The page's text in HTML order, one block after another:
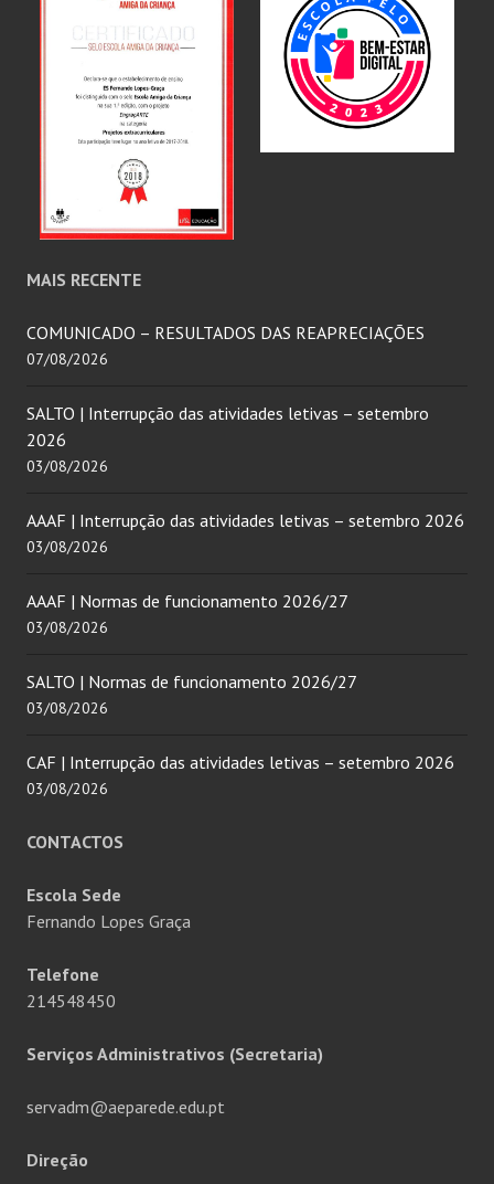
MAIS RECENTE
COMUNICADO – RESULTADOS DAS REAPRECIAÇÕES
07/08/2026
SALTO | Interrupção das atividades letivas – setembro
2026
03/08/2026
AAAF | Interrupção das atividades letivas – setembro 2026
03/08/2026
AAAF | Normas de funcionamento 2026/27
03/08/2026
SALTO | Normas de funcionamento 2026/27
03/08/2026
CAF | Interrupção das atividades letivas – setembro 2026
03/08/2026
CONTACTOS
Escola Sede
Fernando Lopes Graça
Telefone
214548450
Serviços Administrativos (Secretaria)
servadm@aeparede.edu.pt
Direção